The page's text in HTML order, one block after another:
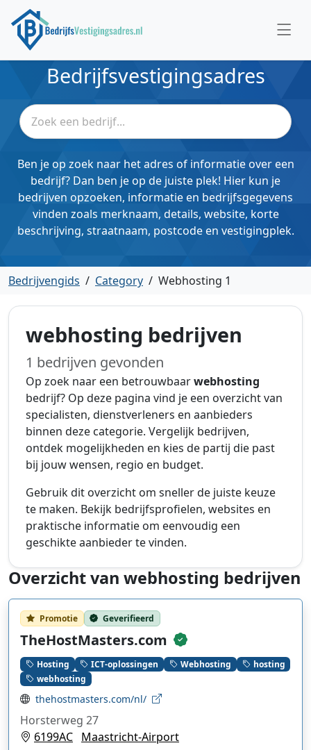
Bedrijfsvestigingsadres
Ben je op zoek naar het adres of informatie over een
bedrijf? Dan ben je op de juiste plek! Hier kun je
bedrijven opzoeken, informatie en bedrijfsgegevens
vinden zoals merknaam, details, website, korte
beschrijving, straatnaam, postcode en vestigingplek.
Bedrijvengids / Category / Webhosting 1
webhosting bedrijven
1 bedrijven gevonden
Op zoek naar een betrouwbaarwebhosting
bedrijf? Op deze pagina vind je een overzicht van
specialisten, dienstverleners en aanbieders
binnen deze categorie. Vergelijk bedrijven,
ontdek mogelijkheden en kies de partij die past
bij jouw wensen, regio en budget.
Gebruik dit overzicht om sneller de juiste keuze
te maken. Bekijk bedrijfsprofielen, websites en
praktische informatie om eenvoudig een
geschikte aanbieder te vinden.
Overzicht van webhosting bedrijven
Promotie Geverifieerd
TheHostMasters.com
Hosting ICT-oplossingen Webhosting
hosting
webhosting
thehostmasters.com/nl/
Horsterweg 27
6199AC Maastricht-Airport